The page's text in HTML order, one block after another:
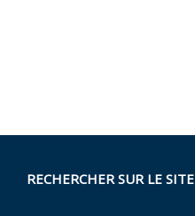
RECHERCHER SUR LE SITE